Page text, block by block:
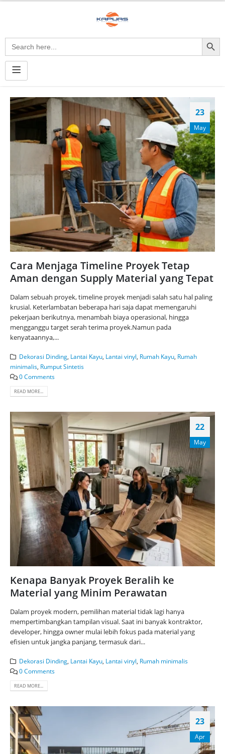
Search
for:
Search Button
23
May
Cara Menjaga Timeline Proyek Tetap
Aman dengan Supply Material yang Tepat
Dalam sebuah proyek, timeline proyek menjadi salah satu hal paling
krusial. Keterlambatan beberapa hari saja dapat memengaruhi
pekerjaan berikutnya, menambah biaya operasional, hingga
mengganggu target serah terima proyek.Namun pada
kenyataannya,...
Dekorasi Dinding, Lantai Kayu, Lantai vinyl Rumah Kayu, Rumah
minimalis Rumput Sintetis
0 Comments
READ MORE...
22
May
Kenapa Banyak Proyek Beralih ke
Material yang Minim Perawatan
Dalam proyek modern, pemilihan material tidak lagi hanya
mempertimbangkan tampilan visual. Saat ini banyak kontraktor,
developer, hingga owner mulai lebih fokus pada material yang
efisien untuk jangka panjang, termasuk dari...
Dekorasi Dinding, Lantai Kayu, Lantai vinyl Rumah minimalis
0 Comments
READ MORE...
23
Apr